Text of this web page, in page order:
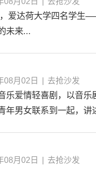
爱达荷大学四名学生
未来...
08月02日 去抢沙发
乐爱情轻喜剧，以音乐
年男女联系到一起，讲
08月02日 去抢沙发